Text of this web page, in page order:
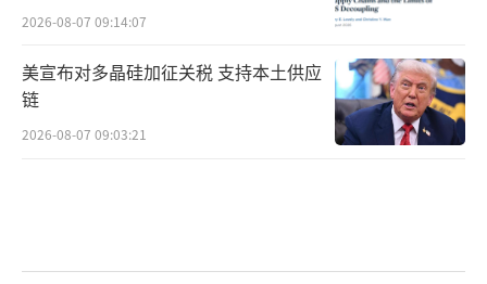
2026-08-07 09:14:07
美宣布对多晶硅加征关税 支持本土供应
链
2026-08-07 09:03:21